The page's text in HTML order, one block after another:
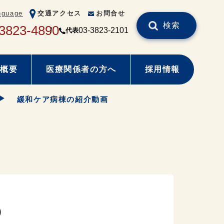
交通アクセス お問合せ
4890 代表03-3823-2101
検索
要 医療関係者の方へ 採用情報
緩和ケア病棟の紹介動画